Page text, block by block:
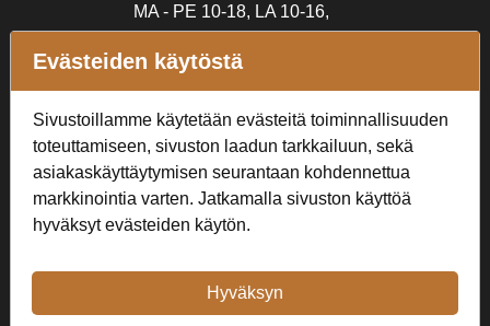
MA - PE 10-18, LA 10-16,
SU suljettu
Tilaus- ja toimitusehdot
Seuraa Meitä
Evästeiden käytöstä
Sivustoillamme käytetään evästeitä toiminnallisuuden
toteuttamiseen, sivuston laadun tarkkailuun, sekä
asiakaskäyttäytymisen seurantaan kohdennettua
markkinointia varten. Jatkamalla sivuston käyttöä
hyväksyt evästeiden käytön.
Hyväksyn